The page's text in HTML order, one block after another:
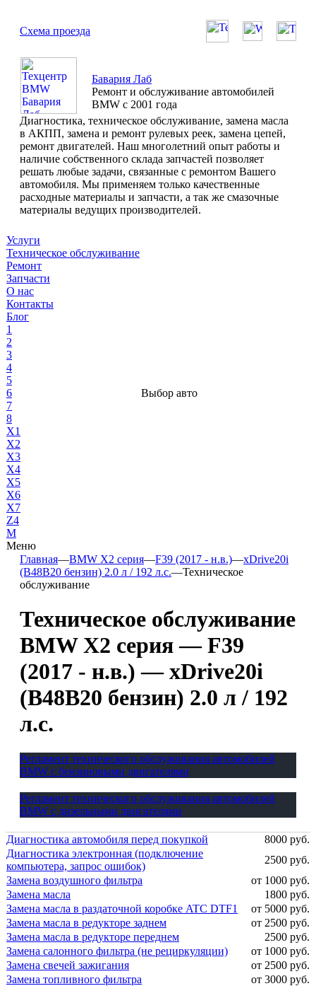
Схема проезда
Бавария Лаб
Ремонт и обслуживание автомобилей
BMW с 2001 года
Диагностика, техническое обслуживание, замена масла
в АКПП, замена и ремонт рулевых реек, замена цепей,
ремонт двигателей. Наш многолетний опыт работы и
наличие собственного склада запчастей позволяет
решать любые задачи, связанные с ремонтом Вашего
автомобиля. Мы применяем только качественные
расходные материалы и запчасти, а так же смазочные
материалы ведущих производителей.
Услуги
Техническое обслуживание
Ремонт
Запчасти
О нас
Контакты
Блог
1
2
3
4
5
6
7
8
X1
X2
X3
X4
X5
X6
X7
Z4
М
Меню
Выбор авто
Главная—BMW X2 серия—F39 (2017 - н.в.)—xDrive20i
(B48B20 бензин) 2.0 л / 192 л.с.—Техническое
обслуживание
Техническое обслуживание
BMW X2 серия — F39
(2017 - н.в.) — xDrive20i
(B48B20 бензин) 2.0 л / 192
л.с.
Регламент технического обслуживания автомобилей
BMW с бензиновыми двигателями
Регламент технического обслуживания автомобилей
BMW с дизельными двигателями
Диагностика автомобиля перед покупкой
8000 руб.
Диагностика электронная (подключение
компьютера, запрос ошибок)
2500 руб.
Замена воздушного фильтра
от 1000 руб.
Замена масла
1800 руб.
Замена масла в раздаточной коробке ATC DTF1
от 5000 руб.
Замена масла в редукторе заднем
от 2500 руб.
Замена масла в редукторе переднем
2500 руб.
Замена салонного фильтра (не рециркуляции)
от 1000 руб.
Замена свечей зажигания
от 2500 руб.
Замена топливного фильтра
от 3000 руб.